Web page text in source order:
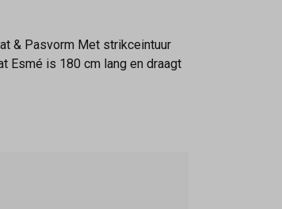
& Pasvorm Met strikceintuur
Esmé is 180 cm lang en draagt